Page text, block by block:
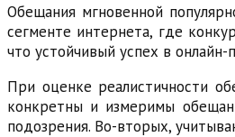
Обещания мгновенной
сегменте интернета, где
что устойчивый успех в
При оценке реалистичности
конкретны и измеримы
подозрения. Во-вторых,